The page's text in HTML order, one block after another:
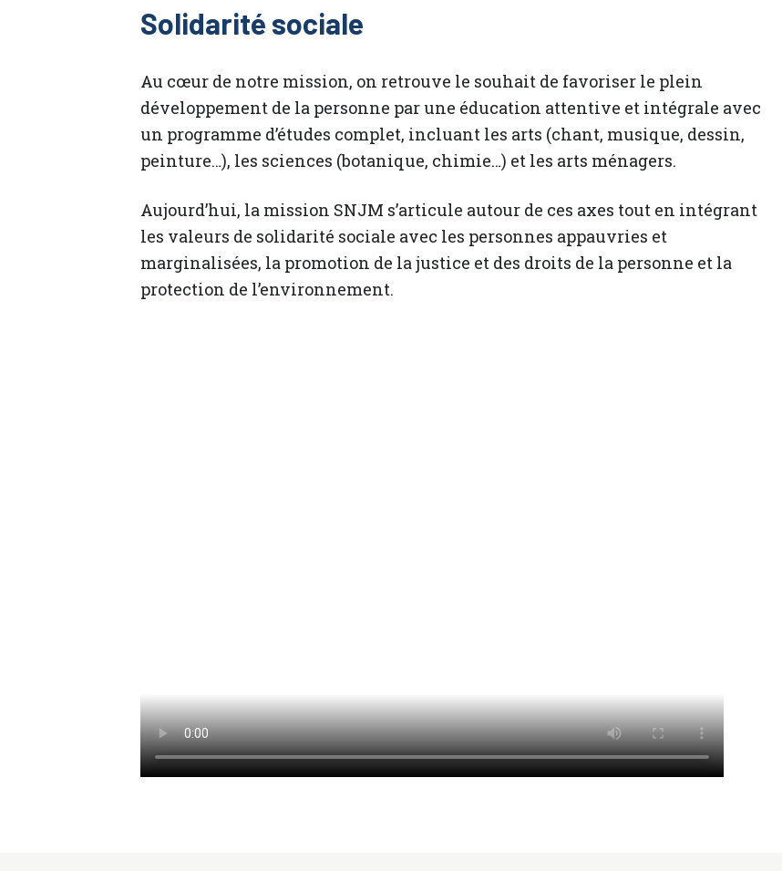
Solidarité sociale
Au cœur de notre mission, on retrouve le souhait de favoriser le plein
développement de la personne par une éducation attentive et intégrale avec
un programme d’études complet, incluant les arts (chant, musique, dessin,
peinture…), les sciences (botanique, chimie…) et les arts ménagers.
Aujourd’hui, la mission SNJM s’articule autour de ces axes tout en intégrant
les valeurs de solidarité sociale avec les personnes appauvries et
marginalisées, la promotion de la justice et des droits de la personne et la
protection de l’environnement.